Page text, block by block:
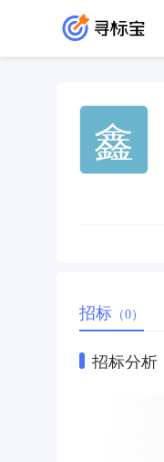
鑫
招标 （0）
招标分析